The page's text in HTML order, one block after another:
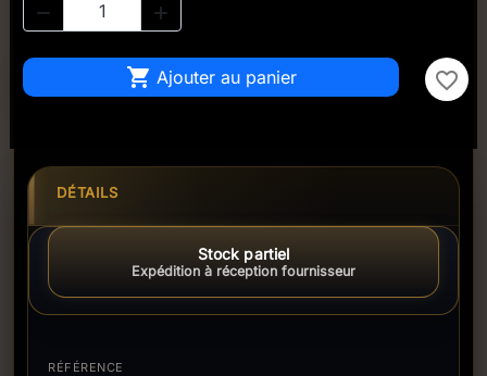
 
 Ajouter au panier favorite_border
DÉTAILS
Stock partiel
Expédition à réception fournisseur
RÉFÉRENCE